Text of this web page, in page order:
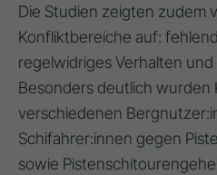
Die Studien zeigten zudem
Konfliktbereiche auf:
regelwidriges Verhalten
Besonders deutlich wurden
verschiedenen
Schifahrer:innen gegen
sowie